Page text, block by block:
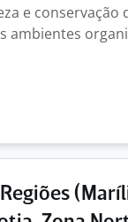
e conservação
ambientes